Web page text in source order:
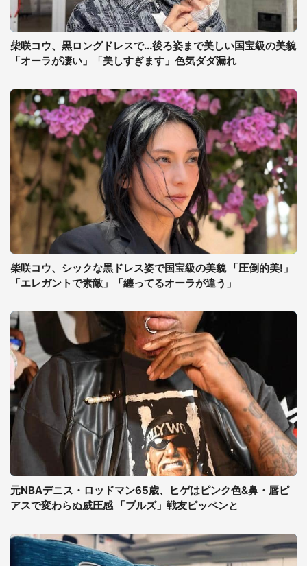
柴咲コウ、黒ロングドレスで...後ろ姿まで美しい国宝級の美貌
「オーラが凄い」「美しすぎます」色気ダダ漏れ
柴咲コウ、シックな黒ドレス姿で国宝級の美貌 「圧倒的美!」
「エレガントで素敵」「纏ってるオーラが違う」
元NBAデニス・ロッドマン65歳、ヒゲはピンク色&鼻・唇ピ
アスで変わらぬ威圧感 「ブルズ」戦友ピッペンと